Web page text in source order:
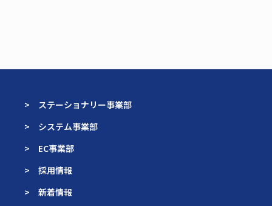
> ステーショナリー事業部
> システム事業部
> EC事業部
> 採用情報
> 新着情報